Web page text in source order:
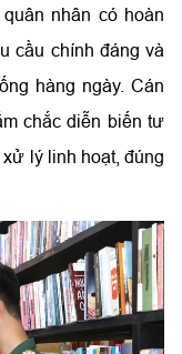
nhân có hoàn
cầu chính đáng và
hàng ngày. Cán
chắc diễn biến tư
lý linh hoạt, đúng